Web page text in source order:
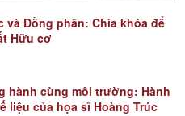
và Đồng phân: Chìa khóa để
Hữu cơ
hành cùng môi trường: Hành
liệu của họa sĩ Hoàng Trúc